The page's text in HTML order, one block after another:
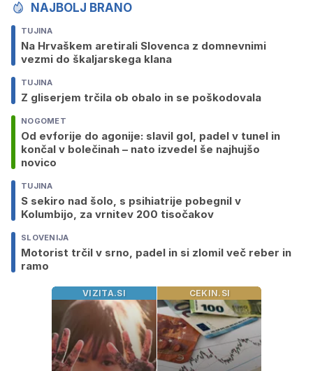
NAJBOLJ BRANO
TUJINA
Na Hrvaškem aretirali Slovenca z domnevnimi
vezmi do škaljarskega klana
TUJINA
Z gliserjem trčila ob obalo in se poškodovala
NOGOMET
Od evforije do agonije: slavil gol, padel v tunel in
končal v bolečinah – nato izvedel še najhujšo
novico
TUJINA
S sekiro nad šolo, s psihiatrije pobegnil v
Kolumbijo, za vrnitev 200 tisočakov
SLOVENIJA
Motorist trčil v srno, padel in si zlomil več reber in
ramo
VIZITA.SI CEKIN.SI